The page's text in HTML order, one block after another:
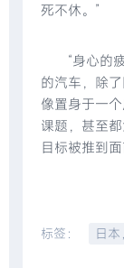
死不休。”
“身心的疲
的汽车，除
像置身于一
课题，甚至
目标被推到
标签： 日